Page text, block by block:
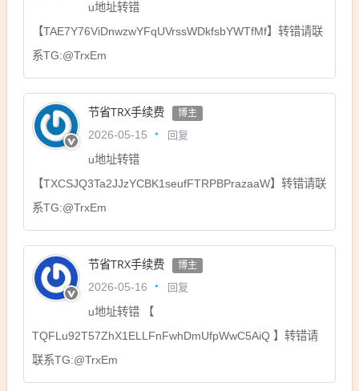
u地址转错
【TAE7Y76ViDnwzwYFqUVrssWDkfsbYWTfMf】转错请联
系TG:@TrxEm
节省TRX手续费 博主
2026-05-15 回复
u地址转错
【TXCSJQ3Ta2JJzYCBK1seufFTRPBPrazaaW】转错请联
系TG:@TrxEm
节省TRX手续费 博主
2026-05-16 回复
u地址转错 【
TQFLu92T57ZhX1ELLFnFwhDmUfpWwC5AiQ 】转错请
联系TG:@TrxEm